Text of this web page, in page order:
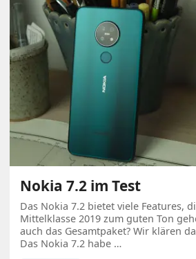
Nokia 7.2 im Test
Das Nokia 7.2 bietet viele Features,
Mittelklasse 2019 zum guten Ton
auch das Gesamtpaket? Wir klären
Das Nokia 7.2 habe …